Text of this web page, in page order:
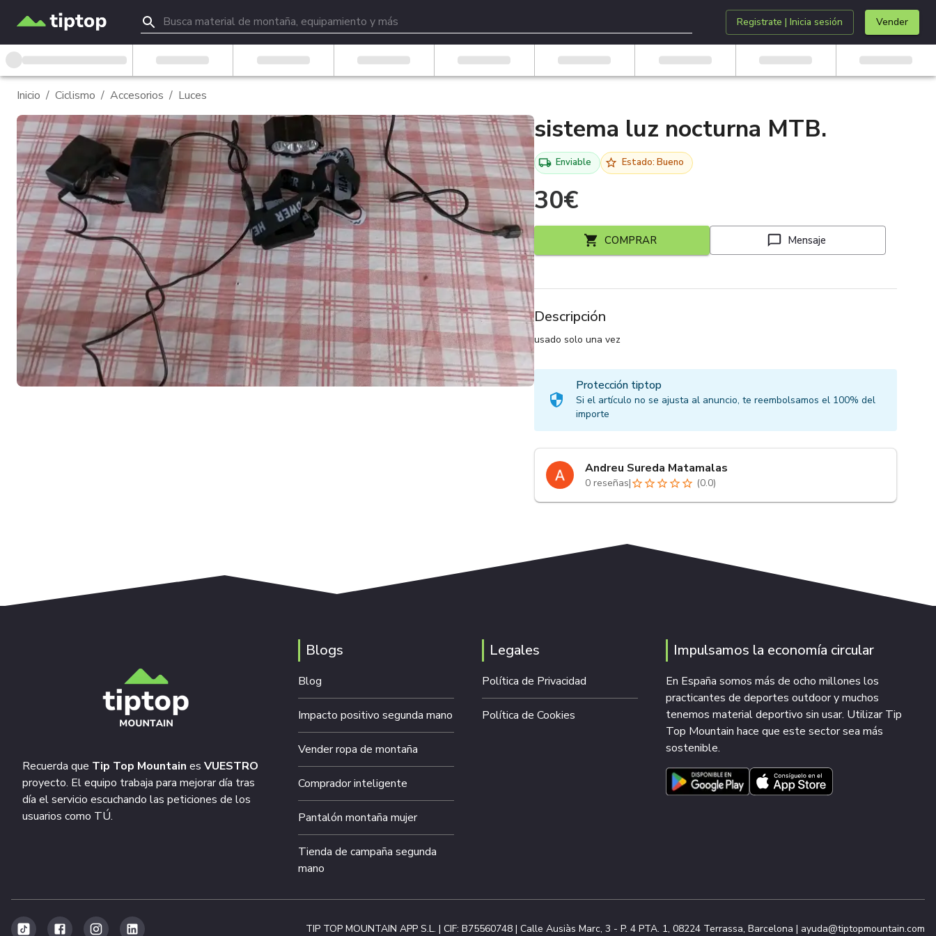
Registrate | Inicia sesión Vender
Inicio / Ciclismo / Accesorios / Luces
sistema luz nocturna MTB.
Enviable Estado: Bueno
30€
COMPRAR Mensaje
Descripción
usado solo una vez
Protección tiptop
Si el artículo no se ajusta al anuncio, te reembolsamos el 100% del
importe
Andreu Sureda Matamalas
0reseñas| (0.0)
Recuerda que Tip Top Mountain es VUESTRO
proyecto. El equipo trabaja para mejorar día tras
día el servicio escuchando las peticiones de los
usuarios como TÚ.
Blogs
Blog
Impacto positivo segunda mano
Vender ropa de montaña
Comprador inteligente
Pantalón montaña mujer
Tienda de campaña segunda
mano
Legales
Política de Privacidad
Política de Cookies
Impulsamos la economía circular
En España somos más de ocho millones los
practicantes de deportes outdoor y muchos
tenemos material deportivo sin usar. Utilizar Tip
Top Mountain hace que este sector sea más
sostenible.
TIP TOP MOUNTAIN APP S.L. | CIF: B75560748 | Calle Ausiàs Marc, 3 - P. 4 PTA. 1, 08224 Terrassa, Barcelona | ayuda@tiptopmountain.com